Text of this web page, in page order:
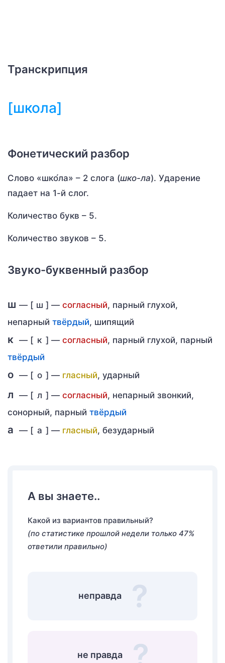
Транскрипция
[школа]
Фонетический разбор
Слово «шко́ла» – 2 слога (шко-ла). Ударение
падает на 1-й слог.
Количество букв – 5.
Количество звуков – 5.
Звуко-буквенный разбор
ш — [ ш ] — согласный, парный глухой,
непарный твёрдый, шипящий
к — [ к ] — согласный, парный глухой, парный
твёрдый
о — [ о ] — гласный, ударный
л — [ л ] — согласный, непарный звонкий,
сонорный, парный твёрдый
а — [ а ] — гласный, безударный
А вы знаете..
Какой из вариантов правильный?
(по статистике прошлой недели только 47%
ответили правильно)
неправда
не правда